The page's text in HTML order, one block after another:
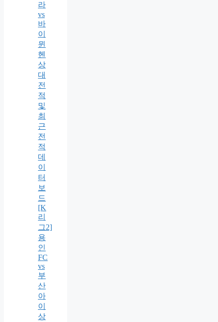
라
vs
바
이
뮌
헨
상
대
전
적
및
최
근
전
적
데
이
터
보
드
[K
리
그2]
용
인
FC
vs
부
산
아
이
상